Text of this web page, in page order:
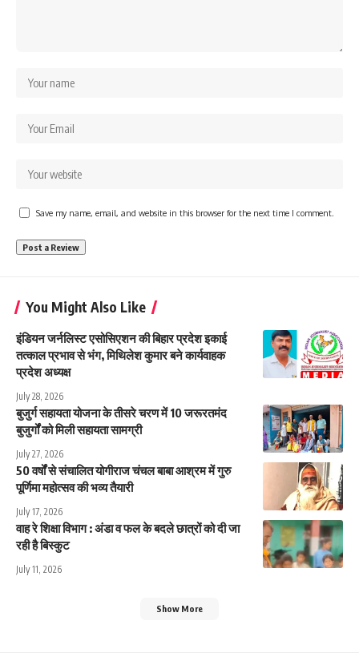
Save my name, email, and website in this browser for the next time I comment.
You Might Also Like
इंडियन जर्नलिस्ट एसोसिएशन की बिहार प्रदेश इकाई
तत्काल प्रभाव से भंग, मिथिलेश कुमार बने कार्यवाहक
प्रदेश अध्यक्ष
July 28, 2026
बुजुर्ग सहायता योजना के तीसरे चरण में 10 जरूरतमंद
बुजुर्गों को मिली सहायता सामग्री
July 27, 2026
50 वर्षों से संचालित योगीराज चंचल बाबा आश्रम में गुरु
पूर्णिमा महोत्सव की भव्य तैयारी
July 17, 2026
वाह रे शिक्षा विभाग : अंडा व फल के बदले छात्रों को दी जा
रही है बिस्कुट
July 11, 2026
Show More